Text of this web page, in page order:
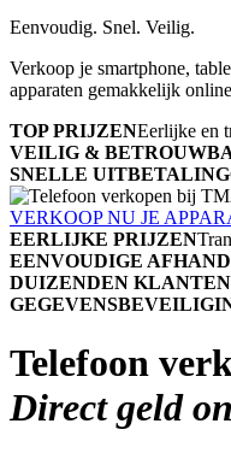
Eenvoudig. Snel. Veilig.
Verkoop je smartphone,
apparaten gemakkelijk
TOP PRIJZENEerlijke en
VEILIG &
SNELLE UITBETALING
VERKOOP NU JE
EERLIJKE PRIJZEN
EENVOUDIGE
DUIZENDEN KLANTEN
Telefoon
Direct geld